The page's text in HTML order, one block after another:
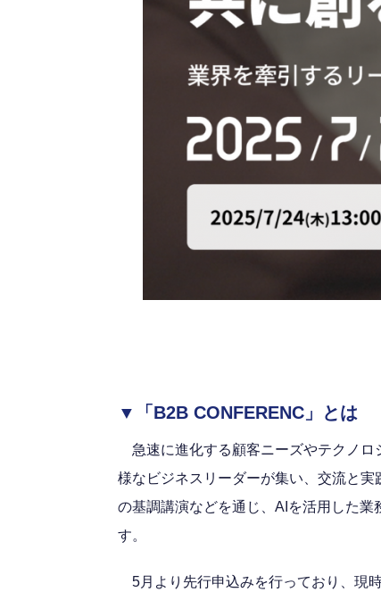
▼ 「B2B CONFERENC」とは
急速に進化する顧客ニーズやテクノロ
様なビジネスリーダーが集い、交流と
の基調講演などを通じ、AIを活用した
す。
5月より先行申込みを行っており、現